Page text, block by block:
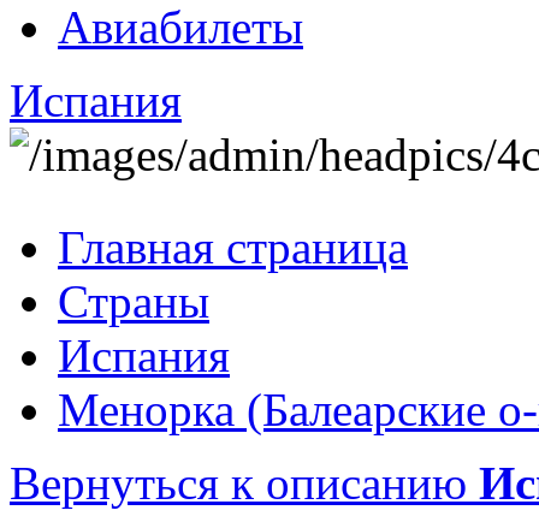
Авиабилеты
Испания
Главная страница
Страны
Испания
Менорка (Балеарские
Вернуться к описанию